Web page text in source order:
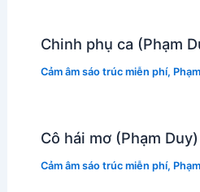
Chinh phụ ca (Phạm
Cảm âm sáo trúc miễn phí,
Cô hái mơ (Phạm Duy)
Cảm âm sáo trúc miễn phí,